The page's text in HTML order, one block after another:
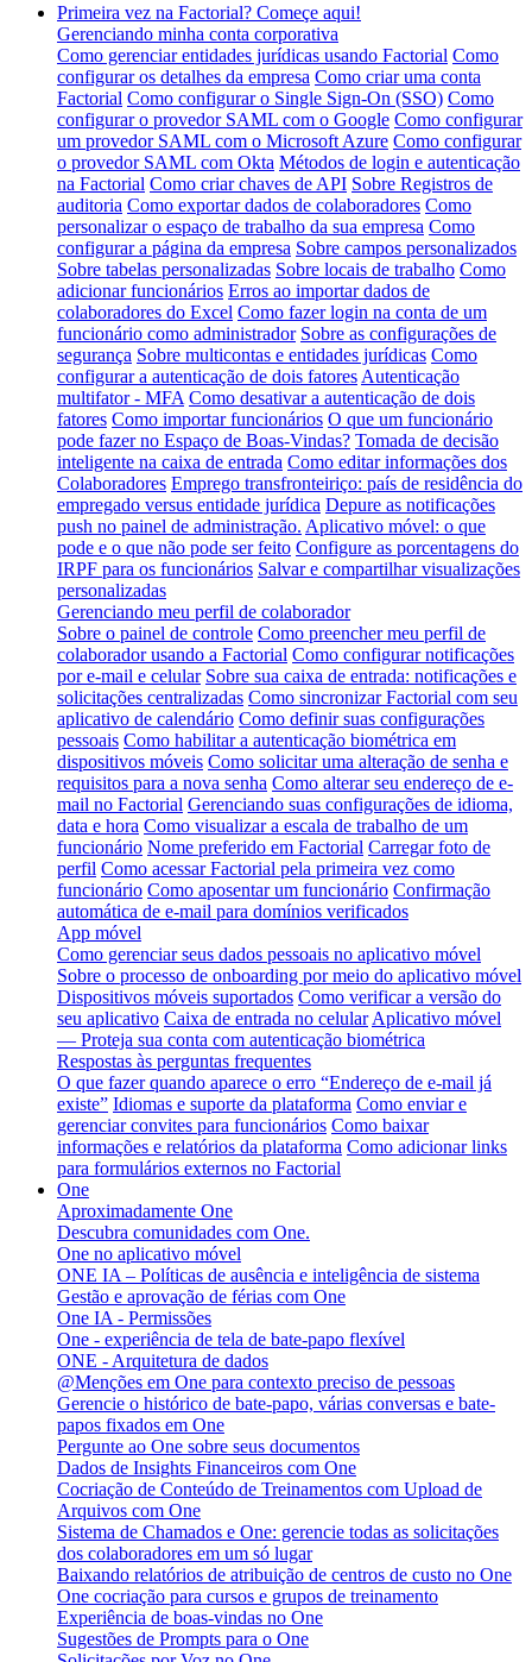
Primeira vez na Factorial? Começe aqui!
Gerenciando minha conta corporativa
Como gerenciar entidades jurídicas usando Factorial Como
configurar os detalhes da empresa Como criar uma conta
Factorial Como configurar o Single Sign-On (SSO) Como
configurar o provedor SAML com o Google Como configurar
um provedor SAML com o Microsoft Azure Como configurar
o provedor SAML com Okta Métodos de login e autenticação
na Factorial Como criar chaves de API Sobre Registros de
auditoria Como exportar dados de colaboradores Como
personalizar o espaço de trabalho da sua empresa Como
configurar a página da empresa Sobre campos personalizados
Sobre tabelas personalizadas Sobre locais de trabalho Como
adicionar funcionários Erros ao importar dados de
colaboradores do Excel Como fazer login na conta de um
funcionário como administrador Sobre as configurações de
segurança Sobre multicontas e entidades jurídicas Como
configurar a autenticação de dois fatores Autenticação
multifator - MFA Como desativar a autenticação de dois
fatores Como importar funcionários O que um funcionário
pode fazer no Espaço de Boas-Vindas? Tomada de decisão
inteligente na caixa de entrada Como editar informações dos
Colaboradores Emprego transfronteiriço: país de residência do
empregado versus entidade jurídica Depure as notificações
push no painel de administração. Aplicativo móvel: o que
pode e o que não pode ser feito Configure as porcentagens do
IRPF para os funcionários Salvar e compartilhar visualizações
personalizadas
Gerenciando meu perfil de colaborador
Sobre o painel de controle Como preencher meu perfil de
colaborador usando a Factorial Como configurar notificações
por e-mail e celular Sobre sua caixa de entrada: notificações e
solicitações centralizadas Como sincronizar Factorial com seu
aplicativo de calendário Como definir suas configurações
pessoais Como habilitar a autenticação biométrica em
dispositivos móveis Como solicitar uma alteração de senha e
requisitos para a nova senha Como alterar seu endereço de e-
mail no Factorial Gerenciando suas configurações de idioma,
data e hora Como visualizar a escala de trabalho de um
funcionário Nome preferido em Factorial Carregar foto de
perfil Como acessar Factorial pela primeira vez como
funcionário Como aposentar um funcionário Confirmação
automática de e-mail para domínios verificados
App móvel
Como gerenciar seus dados pessoais no aplicativo móvel
Sobre o processo de onboarding por meio do aplicativo móvel
Dispositivos móveis suportados Como verificar a versão do
seu aplicativo Caixa de entrada no celular Aplicativo móvel
— Proteja sua conta com autenticação biométrica
Respostas às perguntas frequentes
O que fazer quando aparece o erro “Endereço de e-mail já
existe” Idiomas e suporte da plataforma Como enviar e
gerenciar convites para funcionários Como baixar
informações e relatórios da plataforma Como adicionar links
para formulários externos no Factorial
One
Aproximadamente One
Descubra comunidades com One.
One no aplicativo móvel
ONE IA – Políticas de ausência e inteligência de sistema
Gestão e aprovação de férias com One
One IA - Permissões
One - experiência de tela de bate-papo flexível
ONE - Arquitetura de dados
@Menções em One para contexto preciso de pessoas
Gerencie o histórico de bate-papo, várias conversas e bate-
papos fixados em One
Pergunte ao One sobre seus documentos
Dados de Insights Financeiros com One
Cocriação de Conteúdo de Treinamentos com Upload de
Arquivos com One
Sistema de Chamados e One: gerencie todas as solicitações
dos colaboradores em um só lugar
Baixando relatórios de atribuição de centros de custo no One
One cocriação para cursos e grupos de treinamento
Experiência de boas-vindas no One
Sugestões de Prompts para o One